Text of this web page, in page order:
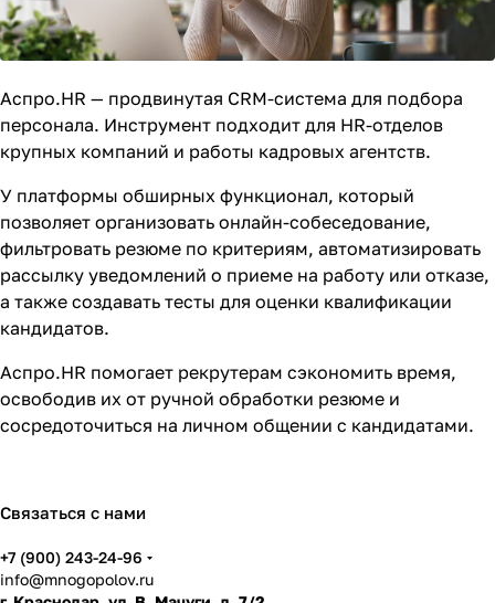
Аспро.HR — продвинутая CRM-система для подбора
персонала. Инструмент подходит для HR-отделов
крупных компаний и работы кадровых агентств.
У платформы обширных функционал, который
позволяет организовать онлайн-собеседование,
фильтровать резюме по критериям, автоматизировать
рассылку уведомлений о приеме на работу или отказе,
а также создавать тесты для оценки квалификации
кандидатов.
Аспро.HR помогает рекрутерам сэкономить время,
освободив их от ручной обработки резюме и
сосредоточиться на личном общении с кандидатами.
Связаться с нами
+7 (900) 243-24-96
info@mnogopolov.ru